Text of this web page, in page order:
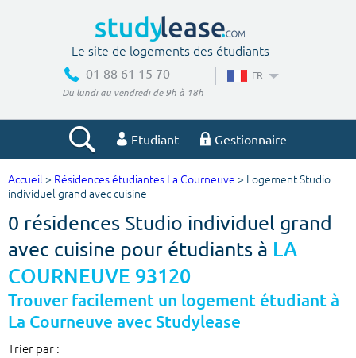
Le site de logements des étudiants
01 88 61 15 70
Du lundi au vendredi de 9h à 18h
FR
Etudiant Gestionnaire
Votre recherche
Ville, école
Budget min
€
Budget max
Accueil > Résidences étudiantes La Courneuve > Logement Studio
individuel grand avec cuisine
0 résidences Studio individuel grand
avec cuisine pour étudiants à LA
COURNEUVE 93120
Trouver facilement un logement étudiant à
La Courneuve avec Studylease
Trier par :